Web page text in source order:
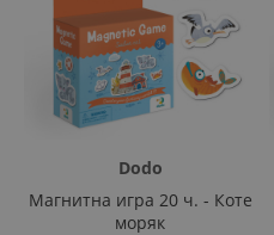
Dodo
Магнитна игра 20 ч. - Коте
моряк